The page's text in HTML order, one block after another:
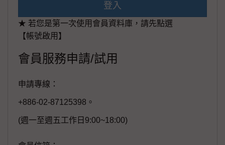
登入
★ 若您是第一次使用會員資料庫，請先點選
【帳號啟用】
會員服務申請/試用
申請專線：
+886-02-87125398。
(週一至週五工作日9:00~18:00)